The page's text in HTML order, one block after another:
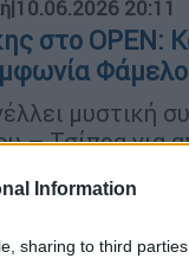
Information
sharing to third
|10.06.2026 20:11
στο OPEN:
μυστική
– Τσίπρα για